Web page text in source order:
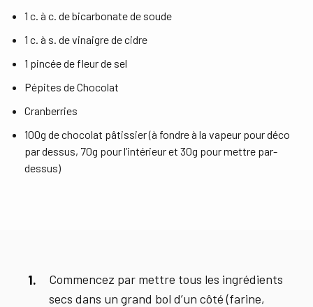
1 c. à c. de bicarbonate de soude
1 c. à s. de vinaigre de cidre
1 pincée de fleur de sel
Pépites de Chocolat
Cranberries
100g de chocolat pâtissier (à fondre à la vapeur pour déco
par dessus, 70g pour l’intérieur et 30g pour mettre par-
dessus)
Commencez par mettre tous les ingrédients
secs dans un grand bol d’un côté (farine,